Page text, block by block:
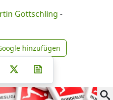
Gottschling -
news.de zu Google
hinzufügen
Facebook
Teilen auf Whatsapp
Teilen auf Telegram
Pinterest
E-Mail teilen
Post auf X